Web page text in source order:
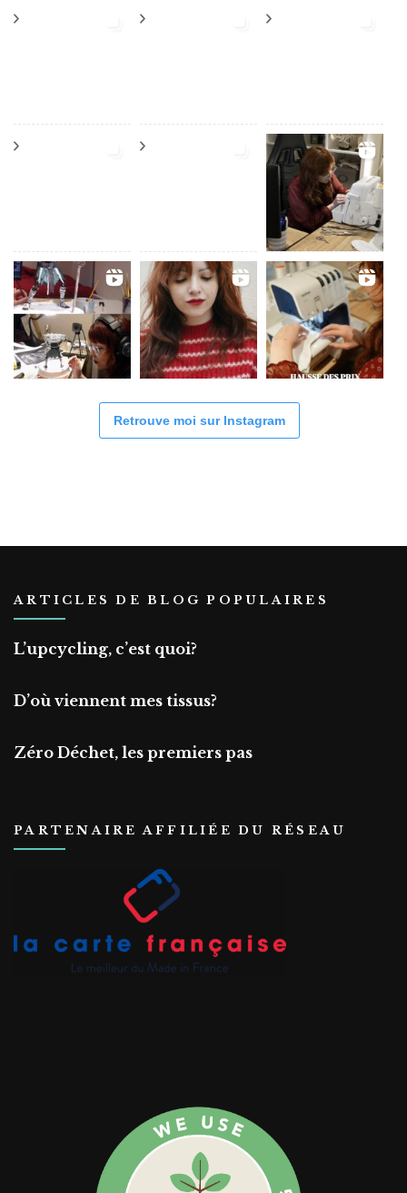
Retrouve moi sur Instagram
ARTICLES DE BLOG POPULAIRES
L’upcycling, c’est quoi?
D’où viennent mes tissus?
Zéro Déchet, les premiers pas
PARTENAIRE AFFILIÉE DU RÉSEAU